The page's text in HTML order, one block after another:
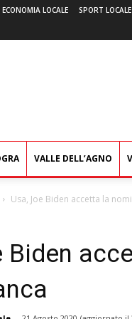
ECONOMIA LOCALE SPORT LOCALE
VALLE DELL’AGNO
Usa, Joe Biden accetta la
Biden